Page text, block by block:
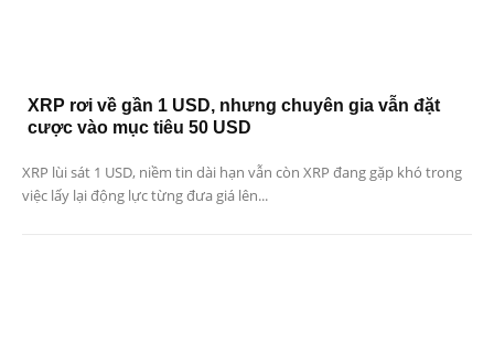
XRP rơi về gần 1 USD, nhưng chuyên gia vẫn đặt
cược vào mục tiêu 50 USD
XRP lùi sát 1 USD, niềm tin dài hạn vẫn còn XRP đang gặp khó trong
việc lấy lại động lực từng đưa giá lên...